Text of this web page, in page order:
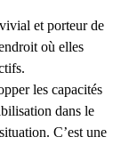
et porteur de
où elles
les capacités
dans le
C’est une